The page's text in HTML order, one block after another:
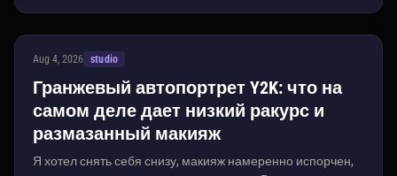
Aug 4, 2026 studio
Гранжевый автопортрет Y2K: что на
самом деле дает низкий ракурс и
размазанный макияж
Я хотел снять себя снизу, макияж намеренно испорчен,